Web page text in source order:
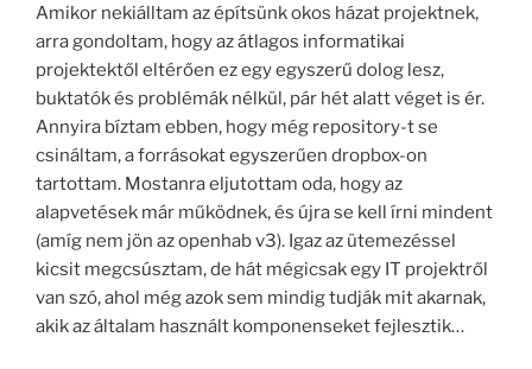
Amikor nekiálltam az építsünk okos házat projektnek,
arra gondoltam, hogy az átlagos informatikai
projektektől eltérően ez egy egyszerű dolog lesz,
buktatók és problémák nélkül, pár hét alatt véget is ér.
Annyira bíztam ebben, hogy még repository-t se
csináltam, a forrásokat egyszerűen dropbox-on
tartottam. Mostanra eljutottam oda, hogy az
alapvetések már működnek, és újra se kell írni mindent
(amíg nem jön az openhab v3). Igaz az ütemezéssel
kicsit megcsúsztam, de hát mégicsak egy IT projektről
van szó, ahol még azok sem mindig tudják mit akarnak,
akik az általam használt komponenseket fejlesztik…